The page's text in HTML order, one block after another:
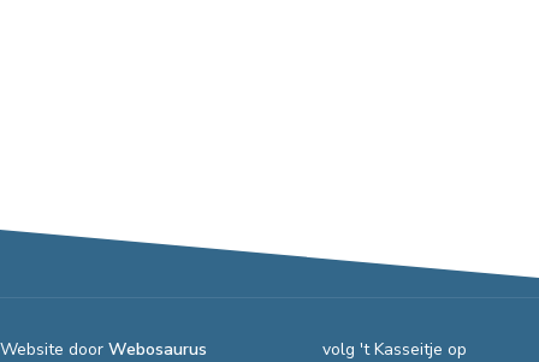
volg 't Kasseitje op
Website door Webosaurus